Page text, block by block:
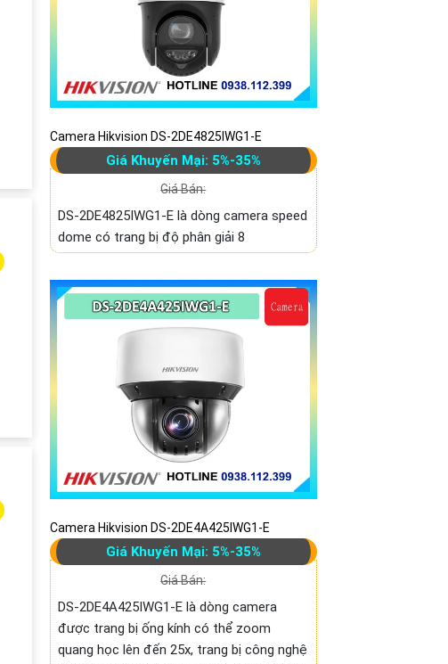
️
Camera Hikvision DS-2DE4825IWG1-E
Giá Khuyến Mại: 5%-35%
Giá Bán:
DS-2DE4825IWG1-E là dòng camera speed
dome có trang bị độ phân giải 8
Camera Hikvision DS-2DE4A425IWG1-E
Giá Khuyến Mại: 5%-35%
Giá Bán:
DS-2DE4A425IWG1-E là dòng camera
được trang bị ống kính có thể zoom
quang học lên đến 25x, trang bị công nghệ